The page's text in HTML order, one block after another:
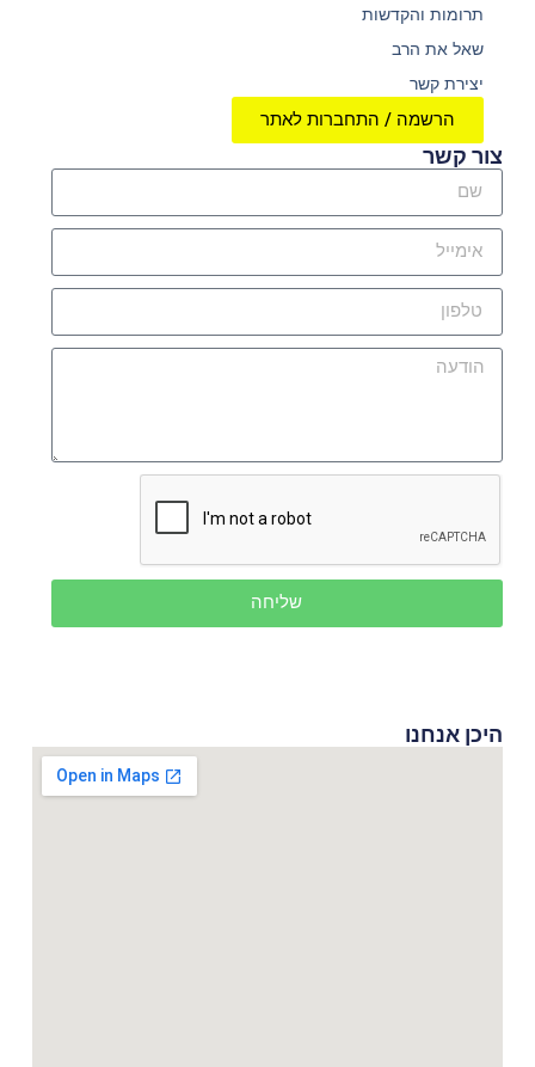
תרומות והקדשות
שאל את הרב
יצירת קשר
הרשמה / התחברות לאתר
צור קשר
שליחה
היכן אנחנו